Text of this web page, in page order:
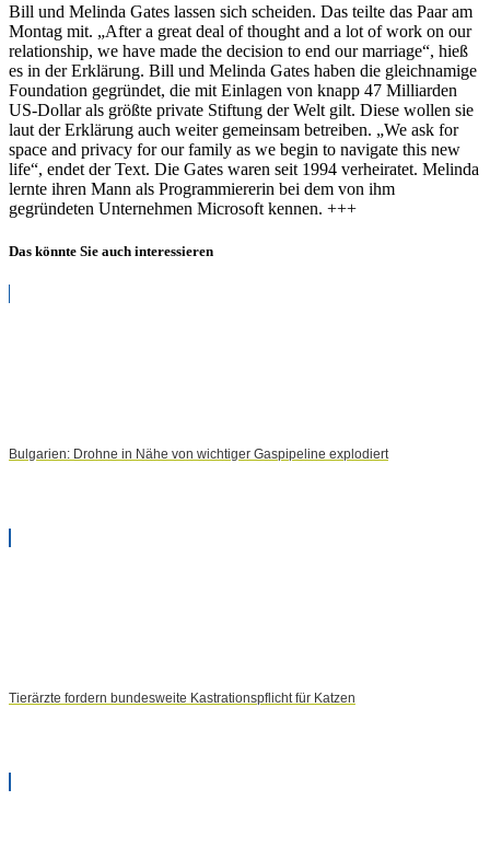
Bill und Melinda Gates lassen sich scheiden. Das teilte das Paar am
Montag mit. „After a great deal of thought and a lot of work on our
relationship, we have made the decision to end our marriage“, hieß
es in der Erklärung. Bill und Melinda Gates haben die gleichnamige
Foundation gegründet, die mit Einlagen von knapp 47 Milliarden
US-Dollar als größte private Stiftung der Welt gilt. Diese wollen sie
laut der Erklärung auch weiter gemeinsam betreiben. „We ask for
space and privacy for our family as we begin to navigate this new
life“, endet der Text. Die Gates waren seit 1994 verheiratet. Melinda
lernte ihren Mann als Programmiererin bei dem von ihm
gegründeten Unternehmen Microsoft kennen. +++
Das könnte Sie auch interessieren
Bulgarien: Drohne in Nähe von wichtiger Gaspipeline explodiert
Tierärzte fordern bundesweite Kastrationspflicht für Katzen